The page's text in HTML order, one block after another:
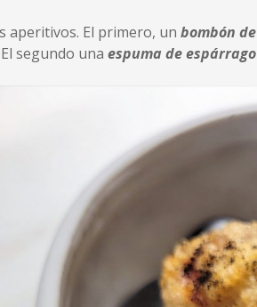
aperitivos. El primero, un bombón
segundo una espuma de